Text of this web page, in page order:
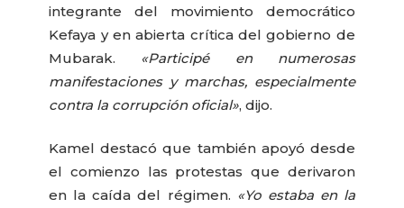
integrante del movimiento democrático
Kefaya y en abierta crítica del gobierno de
Mubarak. «Participé en numerosas
manifestaciones y marchas, especialmente
contra la corrupción oficial», dijo.
Kamel destacó que también apoyó desde
el comienzo las protestas que derivaron
en la caída del régimen. «Yo estaba en la